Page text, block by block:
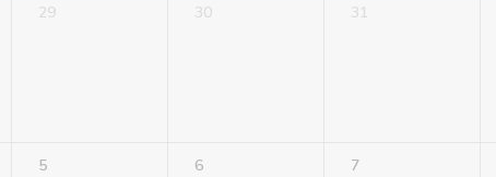
29 30 31
5 6 7